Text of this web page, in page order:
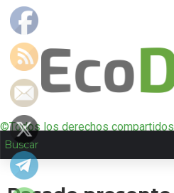
©Todos los derechos compartidos